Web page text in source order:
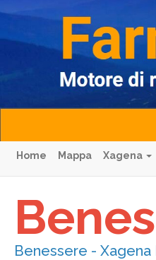
Home Mappa Xagena
Benessere - Xagena